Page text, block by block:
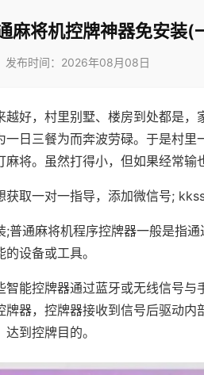
麻将机控牌神器免安装(
发布时间：2026年08月08日
好，村里别墅、楼房到处都是，
一日三餐为而奔波劳碌。于是村里
将。虽然打得小，但如果经常输
取一对一指导，添加微信号;
普通麻将机程序控牌器一般是指
设备或工具。
智能控牌器通过蓝牙或无线信号与
器，控牌器接收到信号后驱动内
到控牌目的。